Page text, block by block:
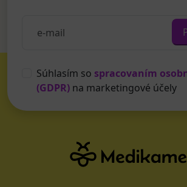
Súhlasím so spracovaním
(GDPR) na marketingové účely